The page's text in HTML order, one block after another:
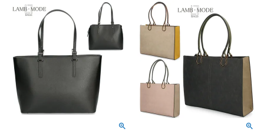
パンプス
スニーカー
カジュアルシューズ
レインシューズ
スニーカー
ビジネス・ドレスシューズ
すべての商品
サンダル
レインシューズ
すべての商品
レディース新入荷
SALE
レディースSALE
バッグ
雑貨